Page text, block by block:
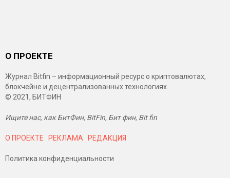
О ПРОЕКТЕ
Журнал Bitfin – информационный ресурс о криптовалютах,
блокчейне и децентрализованных технологиях.
© 2021, БИТФИН
Ищите нас, как БитФин, BitFin, Бит фин, Bit fin
О ПРОЕКТЕ РЕКЛАМА РЕДАКЦИЯ
Политика конфиденциальности